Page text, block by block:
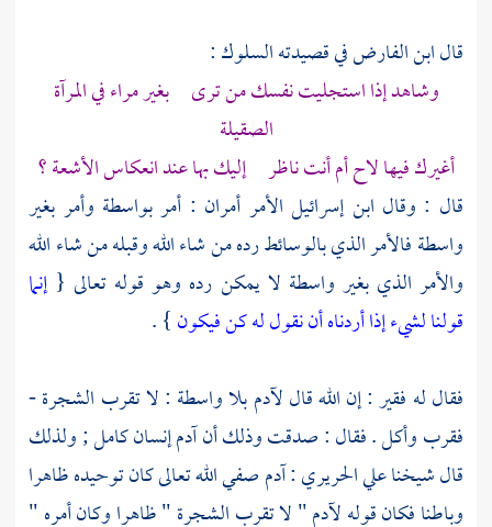
قال ابن الفارض في قصيدته السلوك :
وشاهد إذا استجليت نفسك من ترى بغير مراء في المرآة
الصقيلة
أغيرك فيها لاح أم أنت ناظر إليك بها عند انعكاس الأشعة ؟
قال : وقال ابن إسرائيل الأمر أمران : أمر بواسطة وأمر بغير
واسطة فالأمر الذي بالوسائط رده من شاء الله وقبله من شاء الله
والأمر الذي بغير واسطة لا يمكن رده وهو قوله تعالى {إنما
قولنا لشيء إذا أردناه أن نقول له كن فيكون} .
فقال له فقير : إن الله قاللآدمبلا واسطة : لا تقرب الشجرة -
فقرب وأكل . فقال : صدقت وذلك أنآدمإنسان كامل ; ولذلك
قال شيخناعلي الحريري:آدمصفي الله تعالى كان توحيده ظاهرا
وباطنا فكان قولهلآدم" لا تقرب الشجرة " ظاهرا وكان أمره "